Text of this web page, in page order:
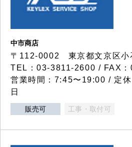
中市商店
〒112-0002 東京都文京区小
TEL：03-3811-2600 / FAX
営業時間：7:45〜19:00 / 定
日
販売可 工事・取付可